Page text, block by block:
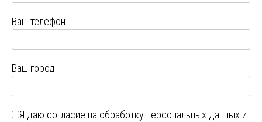
Ваш телефон
Ваш город
Я даю согласие на обработку персональных данных и